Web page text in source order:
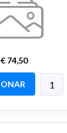
€ 74,50